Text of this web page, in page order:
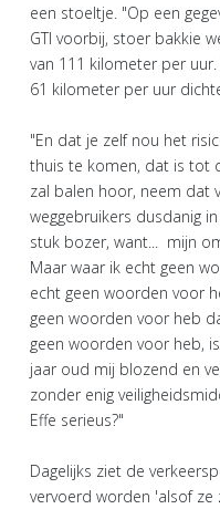
een stoeltje. "Op een
GTI voorbij, stoer bakkie
van 111 kilometer per
61 kilometer per uur
"En dat je zelf nou het
thuis te komen, dat is tot
zal balen hoor, neem dat
weggebruikers dusdanig
stuk bozer, want... mijn
Maar waar ik echt geen
echt geen woorden voor
geen woorden voor heb
geen woorden voor heb,
jaar oud mij blozend en
zonder enig
Effe serieus?"
Dagelijks ziet de
vervoerd worden 'alsof